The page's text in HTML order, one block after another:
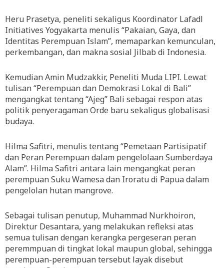
Heru Prasetya, peneliti sekaligus Koordinator Lafadl
Initiatives Yogyakarta menulis “Pakaian, Gaya, dan
Identitas Perempuan Islam”, memaparkan kemunculan,
perkembangan, dan makna sosial Jilbab di Indonesia.
Kemudian Amin Mudzakkir, Peneliti Muda LIPI. Lewat
tulisan “Perempuan dan Demokrasi Lokal di Bali”
mengangkat tentang “Ajeg” Bali sebagai respon atas
politik penyeragaman Orde baru sekaligus globalisasi
budaya.
Hilma Safitri, menulis tentang “Pemetaan Partisipatif
dan Peran Perempuan dalam pengelolaan Sumberdaya
Alam”. Hilma Safitri antara lain mengangkat peran
perempuan Suku Wamesa dan Iroratu di Papua dalam
pengelolan hutan mangrove.
Sebagai tulisan penutup, Muhammad Nurkhoiron,
Direktur Desantara, yang melakukan refleksi atas
semua tulisan dengan kerangka pergeseran peran
peremmpuan di tingkat lokal maupun global, sehingga
perempuan-perempuan tersebut layak disebut